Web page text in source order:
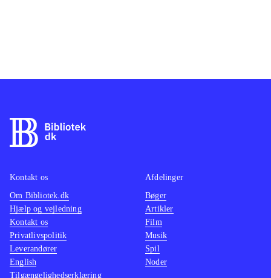
Kontakt os
Om Bibliotek.dk
Hjælp og vejledning
Kontakt os
Privatlivspolitik
Leverandører
English
Tilgængelighedserklæring
Afdelinger
Bøger
Artikler
Film
Musik
Spil
Noder